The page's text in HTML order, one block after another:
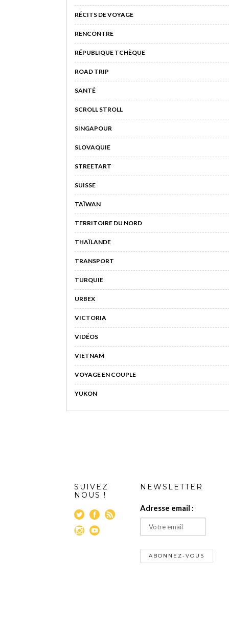
RÉCITS DE VOYAGE
RENCONTRE
RÉPUBLIQUE TCHÈQUE
ROAD TRIP
SANTÉ
SCROLL STROLL
SINGAPOUR
SLOVAQUIE
STREETART
SUISSE
TAÏWAN
TERRITOIRE DU NORD
THAÏLANDE
TRANSPORT
TURQUIE
URBEX
VICTORIA
VIDÉOS
VIETNAM
VOYAGE EN COUPLE
YUKON
SUIVEZ
NOUS !
NEWSLETTER
Adresse email :